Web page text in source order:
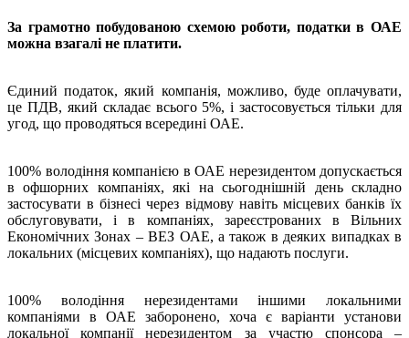
За грамотно побудованою схемою роботи, податки в ОАЕ
можна взагалі не платити.
Єдиний податок, який компанія, можливо, буде оплачувати,
це ПДВ, який складає всього 5%, і застосовується тільки для
угод, що проводяться всередині ОАЕ.
100% володіння компанією в ОАЕ нерезидентом допускається
в офшорних компаніях, які на сьогоднішній день складно
застосувати в бізнесі через відмову навіть місцевих банків їх
обслуговувати, і в компаніях, зареєстрованих в Вільних
Економічних Зонах – ВЕЗ ОАЕ, а також в деяких випадках в
локальних (місцевих компаніях), що надають послуги.
100% володіння нерезидентами іншими локальними
компаніями в ОАЕ заборонено, хоча є варіанти установи
локальної компанії нерезидентом за участю спонсора –